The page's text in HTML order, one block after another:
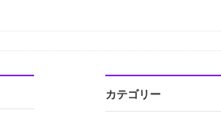
カテゴリー